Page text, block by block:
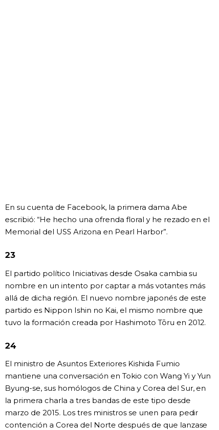
En su cuenta de Facebook, la primera dama Abe
escribió: “He hecho una ofrenda floral y he rezado en el
Memorial del USS Arizona en Pearl Harbor”.
23
El partido político Iniciativas desde Osaka cambia su
nombre en un intento por captar a más votantes más
allá de dicha región. El nuevo nombre japonés de este
partido es Nippon Ishin no Kai, el mismo nombre que
tuvo la formación creada por Hashimoto Tōru en 2012.
24
El ministro de Asuntos Exteriores Kishida Fumio
mantiene una conversación en Tokio con Wang Yi y Yun
Byung-se, sus homólogos de China y Corea del Sur, en
la primera charla a tres bandas de este tipo desde
marzo de 2015. Los tres ministros se unen para pedir
contención a Corea del Norte después de que lanzase